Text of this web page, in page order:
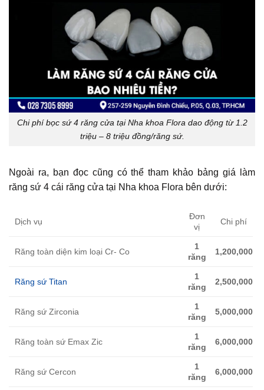
Chi phí bọc sứ 4 răng cửa tại Nha khoa Flora dao động từ 1.2
triệu – 8 triệu đồng/răng sứ.
Ngoài ra, bạn đọc cũng có thể tham khảo bảng giá làm
răng sứ 4 cái răng cửa tại Nha khoa Flora bên dưới:
Dịch vụ
Đơn
vị
Chi phí
Răng toàn diện kim loại Cr- Co
1
răng
1,200,000
Răng sứ Titan
1
răng
2,500,000
Răng sứ Zirconia
1
răng
5,000,000
Răng toàn sứ Emax Zic
1
răng
6,000,000
Răng sứ Cercon
1
răng
6,000,000